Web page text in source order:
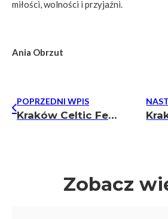
miłości, wolności i przyjaźni.
Ania Obrzut
POPRZEDNI WPIS
Kraków Celtic Festival 2025
Zobacz